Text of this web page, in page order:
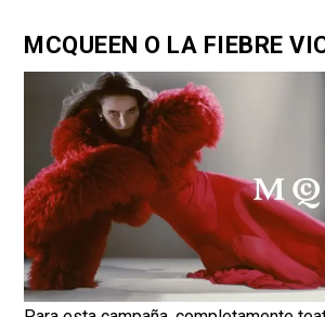
MCQUEEN O LA FIEBRE